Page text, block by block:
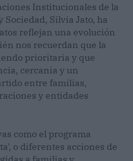
Institucionales de la
Sociedad, Silvia Jato, ha
reflejan una evolución
nos recuerdan que la
prioritaria y que
cercanía y un
entre familias,
y entidades
como el programa
o diferentes acciones de